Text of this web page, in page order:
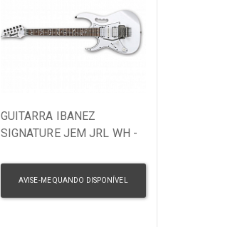
GUITARRA IBANEZ
SIGNATURE JEM JRL WH -
AVISE-ME QUANDO DISPONÍVEL